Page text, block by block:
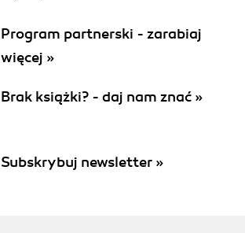
Program partnerski - zarabiaj
więcej »
Brak książki? - daj nam znać »
Subskrybuj newsletter »